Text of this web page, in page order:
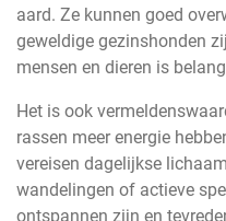
aard. Ze kunnen goed
geweldige gezinshonden
mensen en dieren is
Het is ook
rassen meer energie
vereisen dagelijkse
wandelingen of actieve
ontspannen zijn en